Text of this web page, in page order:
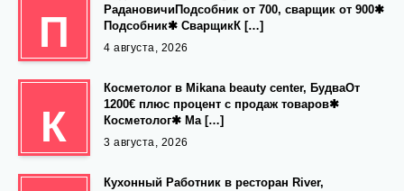
П
РадановичиПодсобник от 700, сварщик от 900✱
Подсобник✱ СварщикК […]
4 августа, 2026
К
Косметолог в Mikana beauty center, БудваОт
1200€ плюс процент с продаж товаров✱
Косметолог✱ Ма […]
3 августа, 2026
Кухонный Работник в ресторан River,